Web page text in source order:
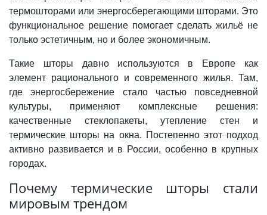
термошторами или энергосберегающими шторами. Это
функциональное решение помогает сделать жильё не
только эстетичным, но и более экономичным.
Такие шторы давно используются в Европе как
элемент рационального и современного жилья. Там,
где энергосбережение стало частью повседневной
культуры, применяют комплексные решения:
качественные стеклопакеты, утепление стен и
термические шторы на окна. Постепенно этот подход
активно развивается и в России, особенно в крупных
городах.
Почему термические шторы стали
мировым трендом